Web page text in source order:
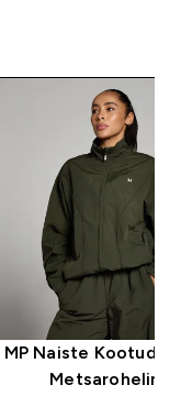
MP Naiste Kootud
Metsaroheline